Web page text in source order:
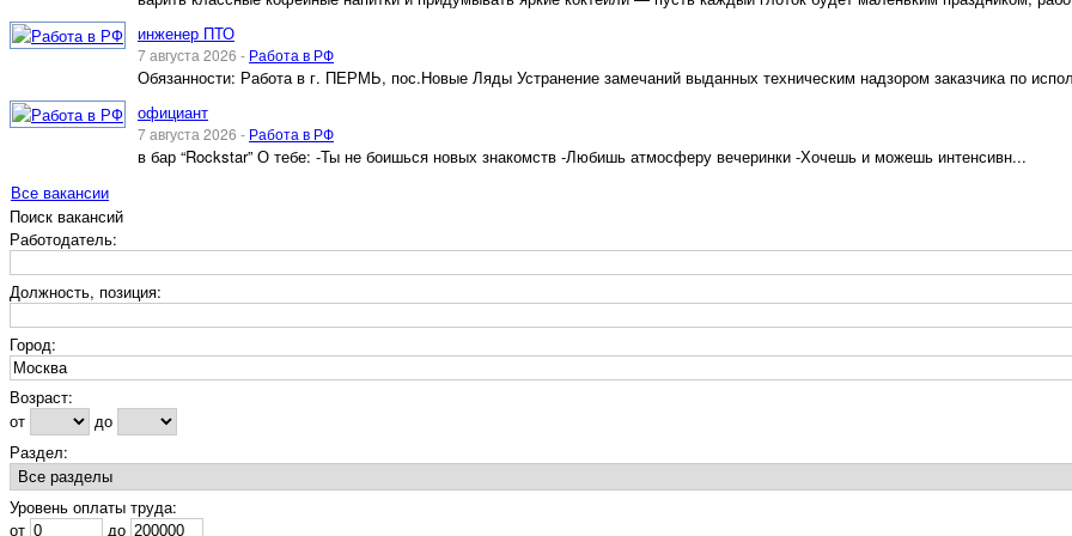
инженер ПТО
7 августа 2026 - Работа в РФ
Обязанности: Работа в г. ПЕРМЬ, пос.Новые Ляды Устранение замечаний выданных техническим надзором заказчика по
официант
7 августа 2026 - Работа в РФ
в бар “Rockstar” О тебе: -Ты не боишься новых знакомств -Любишь атмосферу вечеринки -Хочешь и можешь интенсивн...
Все вакансии
Поиск вакансий
Работодатель:
Должность, позиция:
Город:
Возраст:
от
до
Раздел:
Уровень оплаты труда:
от
до